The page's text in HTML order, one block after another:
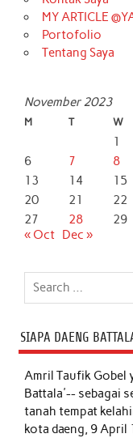
MY ARTICLE
Portofolio
Tentang Saya
November 2023
M T W
1
6
7 8
13
14 15
20
21 22
27
28 29
« Oct Dec »
SIAPA DAENG
Amril Taufik Gobel
Battala'-- sebagai
tanah tempat
kota daeng, 9 April